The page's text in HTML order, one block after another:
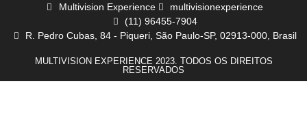
Multivision Experience
multivisionexperience
(11) 96455-7904
R. Pedro Cubas, 84 - Piqueri, São Paulo-SP, 02913-000, Brasil
MULTIVISION EXPERIENCE 2023. TODOS OS DIREITOS
RESERVADOS